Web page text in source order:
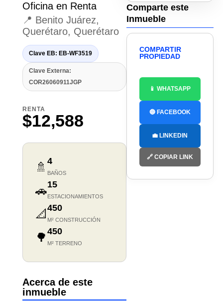
Oficina en Renta
📍 Benito Juárez,
Querétaro, Querétaro
Clave EB: EB-WF3519
Clave Externa:
COR26060911JGP
RENTA
$12,588
🚿 4
BAÑOS
🚗15
ESTACIONAMIENTOS
📐 450
M² CONSTRUCCIÓN
🌳 450
M² TERRENO
Acerca de este
inmueble
Comparte este
Inmueble
COMPARTIR
PROPIEDAD
📱 WHATSAPP
🔵 FACEBOOK
💼 LINKEDIN
🔗 COPIAR LINK